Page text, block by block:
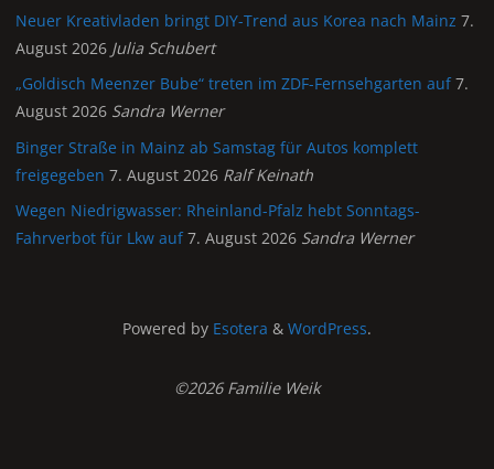
Neuer Kreativladen bringt DIY-Trend aus Korea nach Mainz 7.
August 2026 Julia Schubert
„Goldisch Meenzer Bube“ treten im ZDF-Fernsehgarten auf 7.
August 2026 Sandra Werner
Binger Straße in Mainz ab Samstag für Autos komplett
freigegeben 7. August 2026 Ralf Keinath
Wegen Niedrigwasser: Rheinland-Pfalz hebt Sonntags-
Fahrverbot für Lkw auf 7. August 2026 Sandra Werner
Powered by Esotera & WordPress.
©2026 Familie Weik